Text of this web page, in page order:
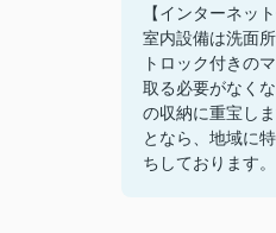
【インターネッ
室内設備は洗面
トロック付きの
取る必要がなく
の収納に重宝し
となら、地域に
ちしております。